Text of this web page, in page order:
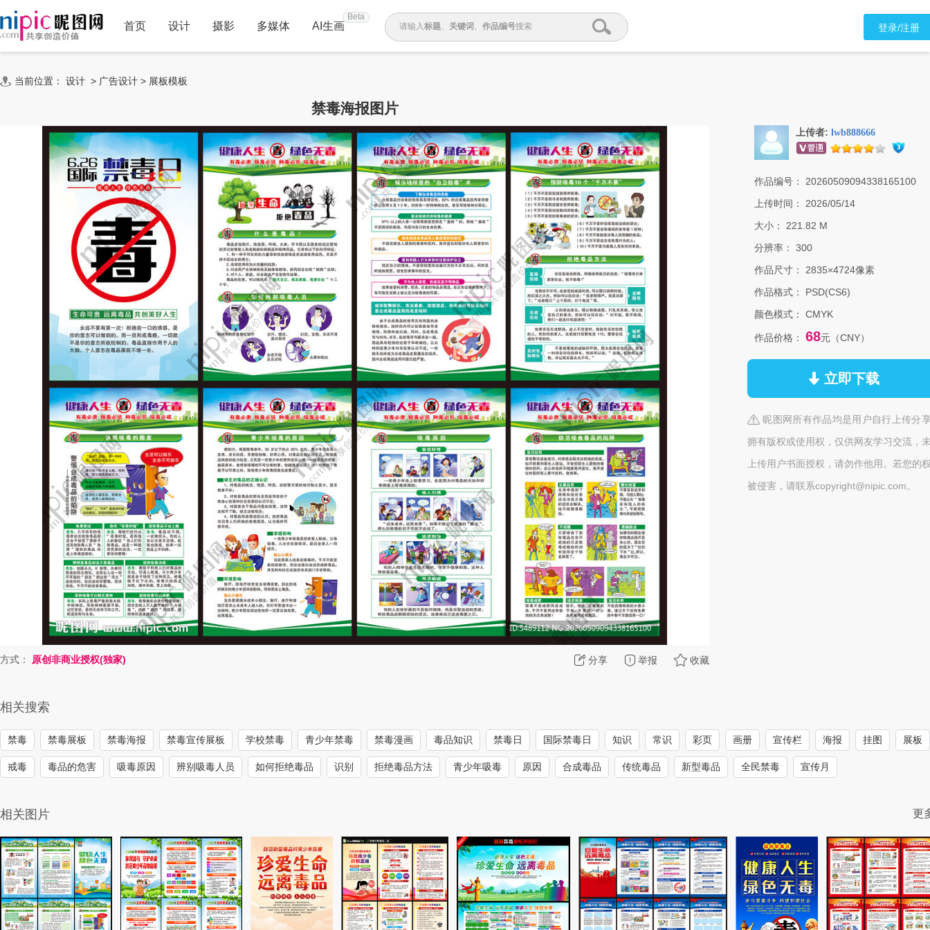
首页 设计 摄影 多媒体 AI生画
Beta
请输入标题、 关键词 、 作品编号搜索 登录/注册
当前位置： 设计 > 广告设计 > 展板模板
禁毒海报图片
分享 举报 收藏
方式： 原创非商业授权(独家)
上传者: lwb888666
作品编号：
20260509094338165100
上传时间：
2026/05/14
大小：
221.82 M
分辨率：
300
作品尺寸：
2835×4724像素
作品格式：
PSD(CS6)
颜色模式：
CMYK
作品价格： 68元（CNY）
立即下载
昵图网所有作品均是用户自行上传分
拥有版权或使用权，仅供网友学习交流，
上传用户书面授权，请勿作他用。若您的
被侵害，请联系copyright@nipic.com。
相关搜索
禁毒 禁毒展板 禁毒海报 禁毒宣传展板 学校禁毒 青少年禁毒 禁毒漫画 毒品知识 禁毒日 国际禁毒日 知识 常识 彩页 画册 宣传栏 海报 挂图 展板
戒毒 毒品的危害 吸毒原因 辨别吸毒人员 如何拒绝毒品 识别 拒绝毒品方法 青少年吸毒 原因 合成毒品 传统毒品 新型毒品 全民禁毒 宣传月
相关图片 更